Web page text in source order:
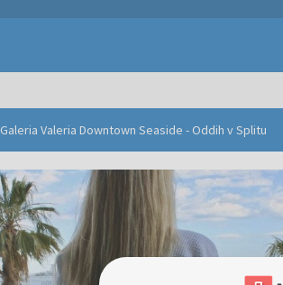
Galeria Valeria Downtown Seaside - Oddih v Splitu